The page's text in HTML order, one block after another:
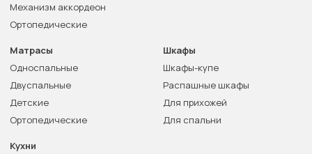
Механизм аккордеон
Ортопедические
Матрасы
Односпальные
Двуспальные
Детские
Ортопедические
Шкафы
Шкафы-купе
Распашные шкафы
Для прихожей
Для спальни
Кухни